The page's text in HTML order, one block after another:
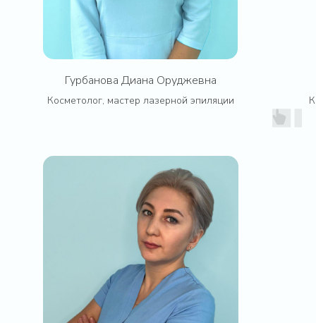
Гурбанова Диана Оруджевна
Косметолог, мастер лазерной эпиляции
Контакты